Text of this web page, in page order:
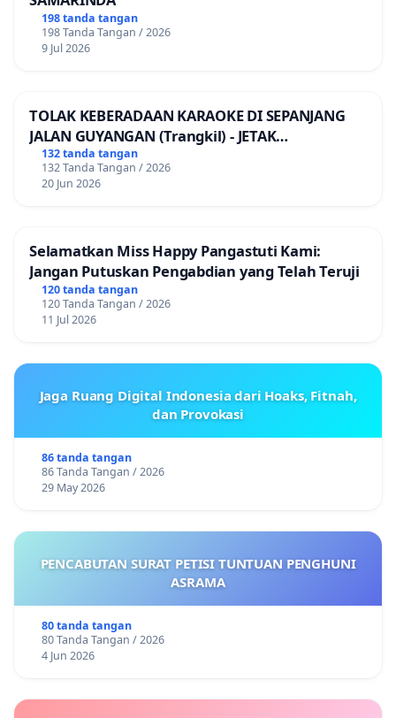
198 tanda tangan
198 Tanda Tangan / 2026
9 Jul 2026
TOLAK KEBERADAAN KARAOKE DI SEPANJANG
JALAN GUYANGAN (Trangkil) - JETAK
(Wedarijaksa) Kab. PATI
132 tanda tangan
132 Tanda Tangan / 2026
20 Jun 2026
Selamatkan Miss Happy Pangastuti Kami:
Jangan Putuskan Pengabdian yang Telah Teruji
120 tanda tangan
120 Tanda Tangan / 2026
11 Jul 2026
Jaga Ruang Digital Indonesia dari Hoaks, Fitnah,
dan Provokasi
86 tanda tangan
86 Tanda Tangan / 2026
29 May 2026
PENCABUTAN SURAT PETISI TUNTUAN PENGHUNI
ASRAMA
80 tanda tangan
80 Tanda Tangan / 2026
4 Jun 2026